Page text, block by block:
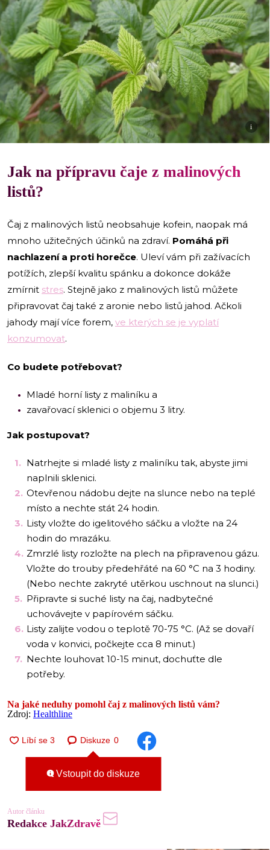
i
Jak na přípravu čaje z malinových
listů?
Čaj z malinových listů neobsahuje kofein, naopak má
mnoho užitečných účinků na zdraví. Pomáhá při
nachlazení a proti horečce. Uleví vám při zažívacích
potížích, zlepší kvalitu spánku a dokonce dokáže
zmírnit stres. Stejně jako z malinových listů můžete
připravovat čaj také z aronie nebo listů jahod. Ačkoli
jahody mají více forem, ve kterých se je vyplatí
konzumovat.
Co budete potřebovat?
Mladé horní listy z maliníku a
zavařovací sklenici o objemu 3 litry.
Jak postupovat?
Natrhejte si mladé listy z maliníku tak, abyste jimi
naplnili sklenici.
Otevřenou nádobu dejte na slunce nebo na teplé
místo a nechte stát 24 hodin.
Listy vložte do igelitového sáčku a vložte na 24
hodin do mrazáku.
Zmrzlé listy rozložte na plech na připravenou gázu.
Vložte do trouby předehřáté na 60 °C na 3 hodiny.
(Nebo nechte zakryté utěrkou uschnout na slunci.)
Připravte si suché listy na čaj, nadbytečné
uchovávejte v papírovém sáčku.
Listy zalijte vodou o teplotě 70-75 °C. (Až se dovaří
voda v konvici, počkejte cca 8 minut.)
Nechte louhovat 10-15 minut, dochuťte dle
potřeby.
Na jaké neduhy pomohl čaj z malinových listů vám?
Zdroj: Healthline
Diskuze 0
Vstoupit do diskuze
Autor článku
Redakce JakZdravě